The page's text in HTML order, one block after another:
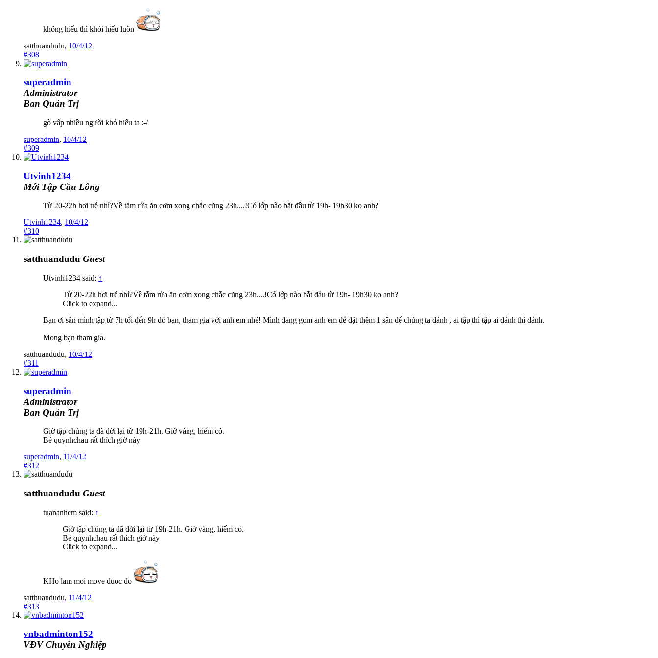
không hiểu thì khỏi hiểu luôn
satthuandudu, 10/4/12
#308
superadmin
Administrator
Ban Quản Trị
gò vấp nhiều người khó hiểu ta :-/
superadmin, 10/4/12
#309
Utvinh1234
Mới Tập Cầu Lông
Từ 20-22h hơi trễ nhỉ?Về tắm rửa ăn cơm xong chắc cũng 23h....!Có lớp nào bắt đầu từ 19h- 19h30 ko anh?
Utvinh1234, 10/4/12
#310
satthuandudu Guest
Utvinh1234 said: ↑
Từ 20-22h hơi trễ nhỉ?Về tắm rửa ăn cơm xong chắc cũng 23h....!Có lớp nào bắt đầu từ 19h- 19h30 ko anh?
Click to expand...
Bạn ơi sân mình tập từ 7h tối đến 9h đó bạn, tham gia với anh em nhé! Mình đang gom anh em để đặt thêm 1 sân để chúng ta đánh , ai tập thì tập ai đánh thì đánh.
Mong bạn tham gia.
satthuandudu, 10/4/12
#311
superadmin
Administrator
Ban Quản Trị
Giờ tập chúng ta đã dời lại từ 19h-21h. Giờ vàng, hiếm có.
Bé quynhchau rất thích giờ này
superadmin, 11/4/12
#312
satthuandudu Guest
tuananhcm said: ↑
Giờ tập chúng ta đã dời lại từ 19h-21h. Giờ vàng, hiếm có.
Bé quynhchau rất thích giờ này
Click to expand...
KHo lam moi move duoc do
satthuandudu, 11/4/12
#313
vnbadminton152
VĐV Chuyên Nghiệp